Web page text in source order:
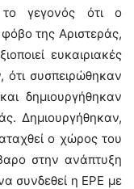
γεγονός ότι ο
της Αριστεράς,
ευκαιριακές
ότι συσπειρώθηκαν
δημιουργήθηκαν
Δημιουργήθηκαν,
ο χώρος του
στην ανάπτυξη
συνδεθεί η ΕΡΕ με